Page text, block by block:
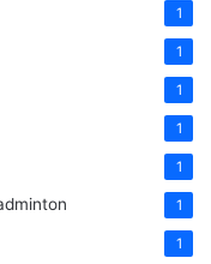
1
1
1
1
1
1
1